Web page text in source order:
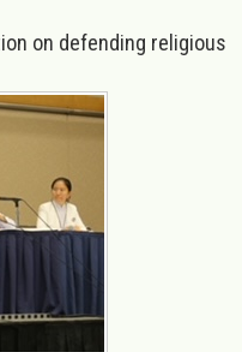
on defending religious